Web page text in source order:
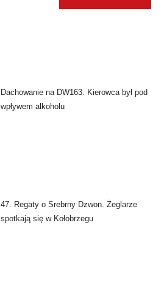
Dachowanie na DW163. Kierowca był pod
wpływem alkoholu
47. Regaty o Srebrny Dzwon. Żeglarze
spotkają się w Kołobrzegu